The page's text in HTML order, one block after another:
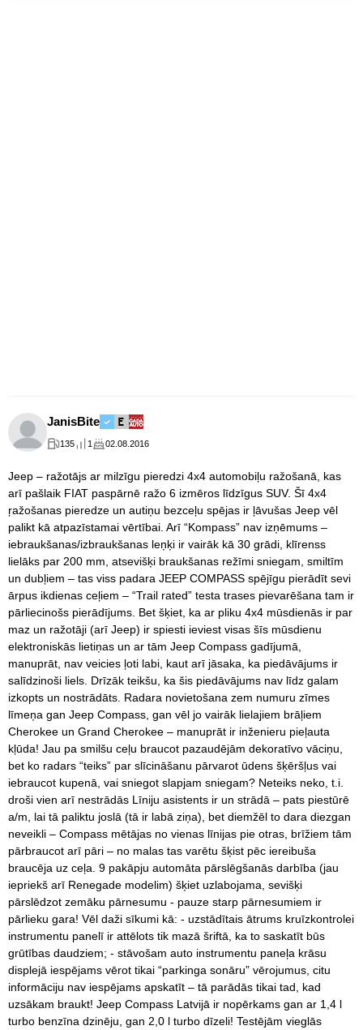
JanisBite
135 1 02.08.2016
Jeep – ražotājs ar milzīgu pieredzi 4x4 automobiļu ražošanā, kas
arī pašlaik FIAT paspārnē ražo 6 izmēros līdzīgus SUV. Šī 4x4
ŗažošanas pieredze un autiņu bezceļu spējas ir ļāvušas Jeep vēl
palikt kā atpazīstamai vērtībai. Arī “Kompass” nav izņēmums –
iebraukšanas/izbraukšanas leņķi ir vairāk kā 30 grādi, klīrenss
lielāks par 200 mm, atsevišķi braukšanas režīmi sniegam, smiltīm
un dubļiem – tas viss padara JEEP COMPASS spējīgu pierādīt sevi
ārpus ikdienas ceļiem – “Trail rated” testa trases pievarēšana tam ir
pārliecinošs pierādījums. Bet šķiet, ka ar pliku 4x4 mūsdienās ir par
maz un ražotāji (arī Jeep) ir spiesti ieviest visas šīs mūsdienu
elektroniskās lietiņas un ar tām Jeep Compass gadījumā,
manuprāt, nav veicies ļoti labi, kaut arī jāsaka, ka piedāvājums ir
salīdzinoši liels. Drīzāk teikšu, ka šis piedāvājums nav līdz galam
izkopts un nostrādāts. Radara novietošana zem numuru zīmes
līmeņa gan Jeep Compass, gan vēl jo vairāk lielajiem brāļiem
Cherokee un Grand Cherokee – manuprāt ir inženieru pieļauta
kļūda! Jau pa smilšu ceļu braucot pazaudējām dekoratīvo vāciņu,
bet ko radars “teiks” par slīcināšanu pārvarot ūdens šķēršļus vai
iebraucot kupenā, vai sniegot slapjam sniegam? Neteiks neko, t.i.
droši vien arī nestrādās Līniju asistents ir un strādā – pats piestūrē
a/m, lai tā paliktu joslā (tā ir labā ziņa), bet diemžēl to dara diezgan
neveikli – Compass mētājas no vienas līnijas pie otras, brīžiem tām
pārbraucot arī pāri – no malas tas varētu šķist pēc iereibuša
braucēja uz ceļa. 9 pakāpju automāta pārslēgšanās darbība (jau
iepriekš arī Renegade modelim) šķiet uzlabojama, sevišķi
pārslēdzot zemāku pārnesumu - pauze starp pārnesumiem ir
pārlieku gara! Vēl daži sīkumi kā: - uzstādītais ātrums kruīzkontrolei
instrumentu panelī ir attēlots tik mazā šriftā, ka to saskatīt būs
grūtības daudziem; - stāvošam auto instrumentu paneļa krāsu
displejā iespējams vērot tikai “parkinga sonāru” vērojumus, citu
informāciju nav iespējams apskatīt – tā parādās tikai tad, kad
uzsākam braukt! Jeep Compass Latvijā ir nopērkams gan ar 1,4 l
turbo benzīna dzinēju, gan 2,0 l turbo dīzeli! Testējām vieglās